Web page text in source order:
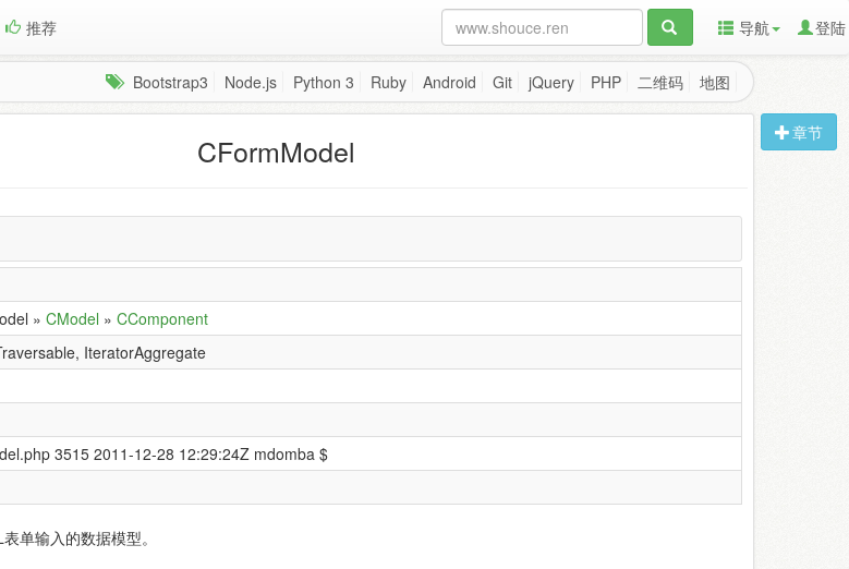
推荐 导航 登陆
Bootstrap3 Node.js Python 3 Ruby Android Git jQuery PHP 二维码 地图
CFormModel
» CModel » CComponent
IteratorAggregate
3515 2011-12-28 12:29:24Z mdomba $
单输入的数据模型。
章节